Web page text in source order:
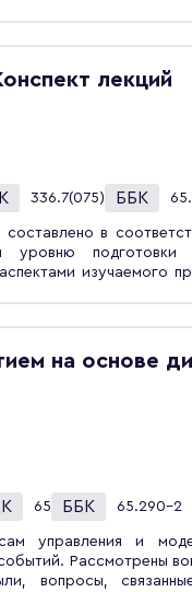
лекций
336.7(075) ББК
в
подготовки
изучаемого
«Экономика».
на основе
65 ББК 65.290-2
управления и
Рассмотрены
вопросы,